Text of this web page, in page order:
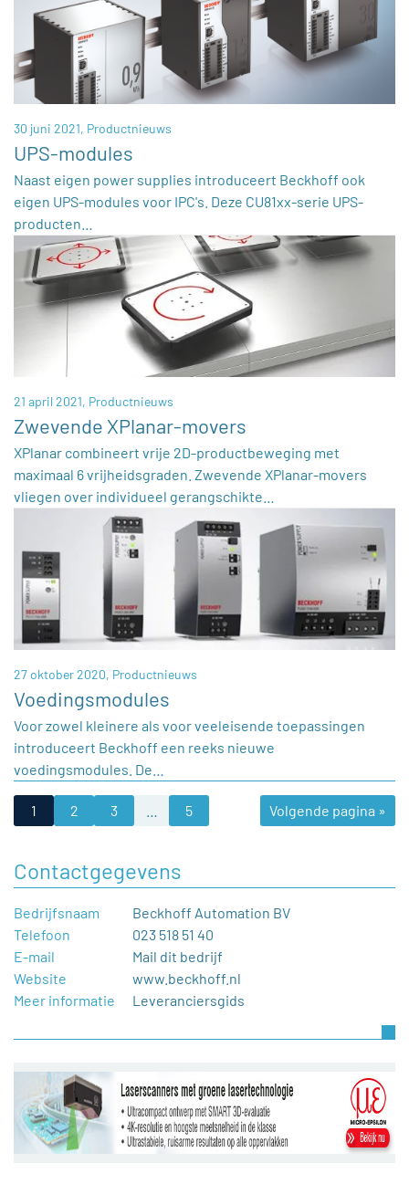
30 juni 2021, Productnieuws
UPS-modules
Naast eigen power supplies introduceert Beckhoff ook
eigen UPS-modules voor IPC's. Deze CU81xx-serie UPS-
producten…
21 april 2021, Productnieuws
Zwevende XPlanar-movers
XPlanar combineert vrije 2D-productbeweging met
maximaal 6 vrijheidsgraden. Zwevende XPlanar-movers
vliegen over individueel gerangschikte…
27 oktober 2020, Productnieuws
Voedingsmodules
Voor zowel kleinere als voor veeleisende toepassingen
introduceert Beckhoff een reeks nieuwe
voedingsmodules. De…
1 2 3 5 Volgende pagina »
Contactgegevens
Bedrijfsnaam
Beckhoff Automation BV
Telefoon
023 518 51 40
E-mail
Mail dit bedrijf
Website
www.beckhoff.nl
Meer informatie
Leveranciersgids